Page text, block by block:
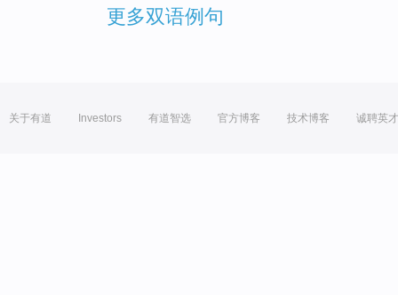
更多双语例句
关于有道 Investors 有道智选 官方博客 技术博客 诚聘英才